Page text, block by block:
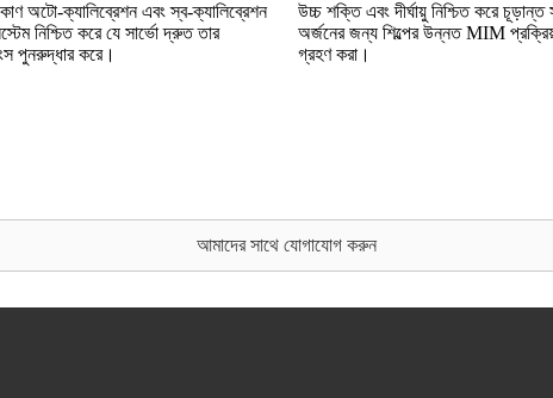
অটো-ক্যালিব্রেশন এবং স্ব-ক্যালিব্রেশন
নিশ্চিত করে যে সার্ভো দ্রুত তার
পুনরুদ্ধার করে।
উচ্চ শক্তি এবং দীর্ঘায়ু নিশ্চিত করে চূড়ান্ত
অর্জনের জন্য শিল্পের উন্নত MIM
গ্রহণ করা।
আমাদের সাথে যোগাযোগ করুন